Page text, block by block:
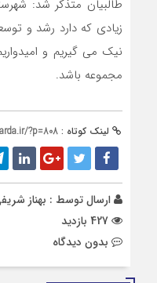
طالبیان متذکر شد:
زیادی که دارد رشد و
نیک می گیریم و
مجموعه باشد.
لینک کوتاه : ?p=808
ارسال توسط : بهناز
بدون دیدگاه